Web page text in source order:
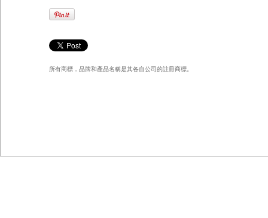
所有商標，品牌和產品名稱是其各自公司的註冊商標。